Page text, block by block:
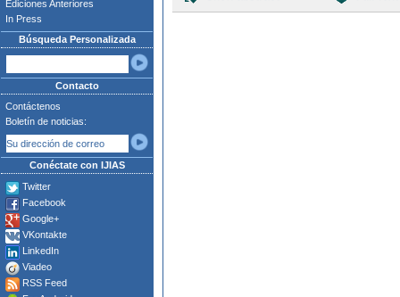
Ediciones Anteriores
In Press
Búsqueda Personalizada
Contacto
Contáctenos
Boletín de noticias:
Conéctate con IJIAS
Twitter
Facebook
Google+
VKontakte
LinkedIn
Viadeo
RSS Feed